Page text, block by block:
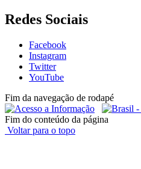
Redes Sociais
Facebook
Instagram
Twitter
YouTube
Fim da navegação de rodapé
Fim do conteúdo da página
Voltar para o topo